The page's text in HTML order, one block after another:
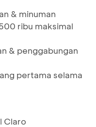
& minuman
ribu maksimal
& penggabungan
pertama selama
Claro